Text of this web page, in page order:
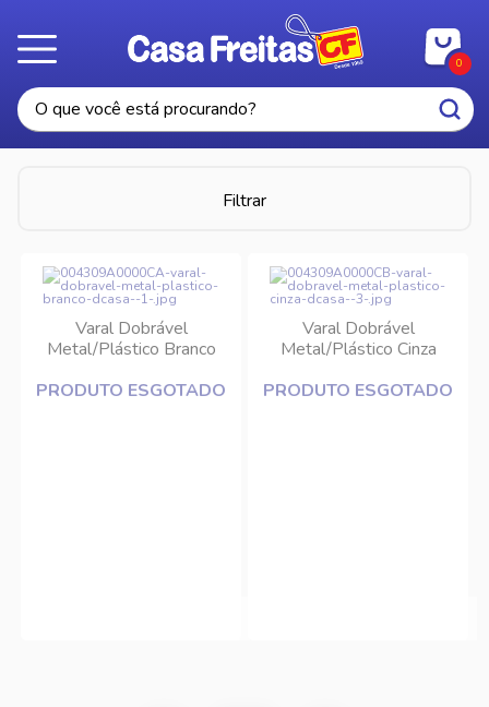
0
Filtrar
Varal Dobrável
Metal/Plástico Branco
PRODUTO ESGOTADO
Varal Dobrável
Metal/Plástico Cinza
PRODUTO ESGOTADO